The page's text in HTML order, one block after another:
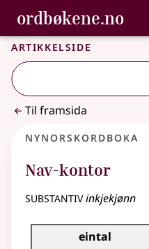
Gå til hovudinnhald
Tilgjenge
ordbøkene.no,
Bokmålsordboka og
Artikkelside
Til framsida
Nynorskordboka
Nav-kontor
substantivinkjekjønn
Bøyningstabell for
eintal